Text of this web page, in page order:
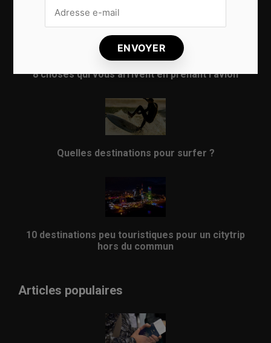
8 choses qui vous arrivent en prenant l’avion
Quelles destinations pour surfer ?
10 destinations peu touristiques pour un citytrip
hors du commun
Articles populaires